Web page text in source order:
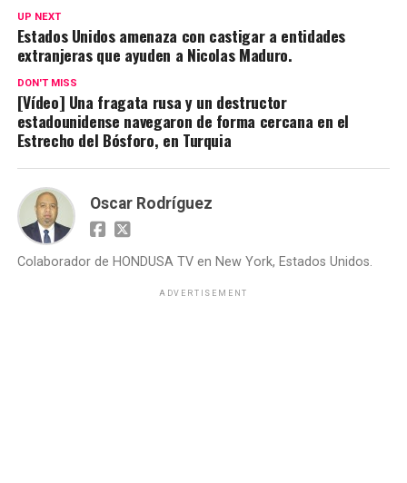
UP NEXT
Estados Unidos amenaza con castigar a entidades
extranjeras que ayuden a Nicolas Maduro.
DON'T MISS
[Vídeo] Una fragata rusa y un destructor
estadounidense navegaron de forma cercana en el
Estrecho del Bósforo, en Turquia
Oscar Rodríguez
Colaborador de HONDUSA TV en New York, Estados Unidos.
ADVERTISEMENT